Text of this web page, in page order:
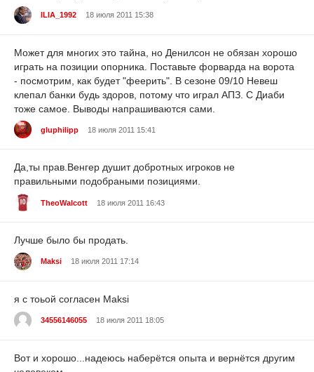
ILIA_1992 18 июля 2011 15:38
Может для многих это тайна, но Денилсон не обязан хорошо
играть на позиции опорника. Поставьте форварда на ворота
- посмотрим, как будет "феерить". В сезоне 09/10 Невеш
клепал банки будь здоров, потому что играл АПЗ. С Диаби
тоже самое. Выводы напрашиваются сами.
gluphilipp 18 июля 2011 15:41
Да,ты прав.Венгер душит добротных игроков не
правильными подобраными позициями.
TheoWalcott 18 июля 2011 16:43
Лучше было бы продать.
Maksi 18 июля 2011 17:14
я с тоьой согласен Maksi
34556146055 18 июля 2011 18:05
Вот и хорошо...надеюсь наберётся опыта и вернётся другим